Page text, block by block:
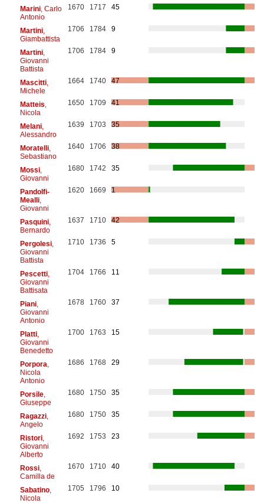
Marini, Carlo
Antonio
1670 1717 45
Martini,
Giambattista
1706 1784 9
Martini,
Giovanni
Battista
1706 1784 9
Mascitti,
Michele
1664 1740 47
Matteis
Nicola
1650 1709 41
Melani,
Alessandro
1639 1703 35
Moratelli,
Sebastiano
1640 1706 38
Mossi,
Giovanni
1680 1742 35
Pandolfi-
Mealli,
Giovanni
1620 1669 1
Pasquini,
Bernardo
1637 1710 42
Pergolesi,
Giovanni
Battista
1710 1736 5
Pescetti,
Giovanni
Battisata
1704 1766 11
Piani,
Giovanni
Antonio
1678 1760 37
Platti,
Giovanni
Benedetto
1700 1763 15
Porpora
Nicola
Antonio
1686 1768 29
Porsile,
Giuseppe
1680 1750 35
Ragazzi,
Angelo
1680 1750 35
Ristori,
Giovanni
Alberto
1692 1753 23
Rossi,
Camilla de
1670 1710 40
Sabatino,
Nicola
1705 1796 10